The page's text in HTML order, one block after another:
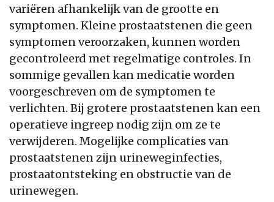
variëren afhankelijk van de grootte en
symptomen. Kleine prostaatstenen die geen
symptomen veroorzaken, kunnen worden
gecontroleerd met regelmatige controles. In
sommige gevallen kan medicatie worden
voorgeschreven om de symptomen te
verlichten. Bij grotere prostaatstenen kan een
operatieve ingreep nodig zijn om ze te
verwijderen. Mogelijke complicaties van
prostaatstenen zijn urineweginfecties,
prostaatontsteking en obstructie van de
urinewegen.